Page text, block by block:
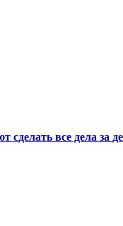
все дела за